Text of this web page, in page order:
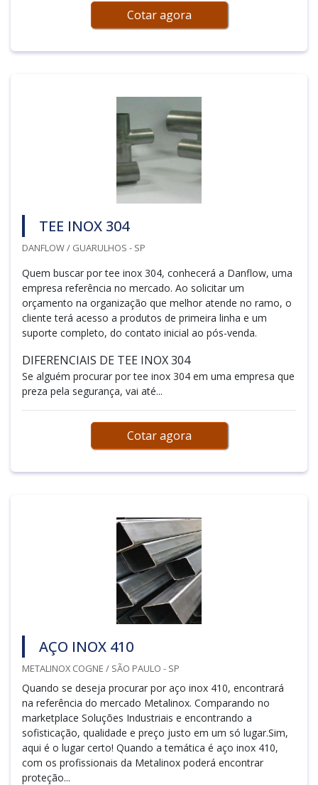
Cotar agora
TEE INOX 304
DANFLOW / GUARULHOS - SP
Quem buscar por tee inox 304, conhecerá a Danflow, uma
empresa referência no mercado. Ao solicitar um
orçamento na organização que melhor atende no ramo, o
cliente terá acesso a produtos de primeira linha e um
suporte completo, do contato inicial ao pós-venda.
DIFERENCIAIS DE TEE INOX 304
Se alguém procurar por tee inox 304 em uma empresa que
preza pela segurança, vai até...
Cotar agora
AÇO INOX 410
METALINOX COGNE / SÃO PAULO - SP
Quando se deseja procurar por aço inox 410, encontrará
na referência do mercado Metalinox. Comparando no
marketplace Soluções Industriais e encontrando a
sofisticação, qualidade e preço justo em um só lugar.Sim,
aqui é o lugar certo! Quando a temática é aço inox 410,
com os profissionais da Metalinox poderá encontrar
proteção...